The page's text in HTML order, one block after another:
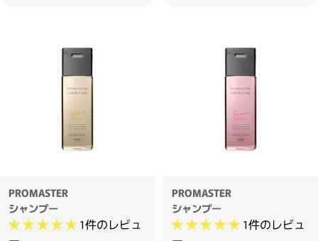
PROMASTER
シャンプー
1件のレビュ
PROMASTER
シャンプー
1件のレビュ